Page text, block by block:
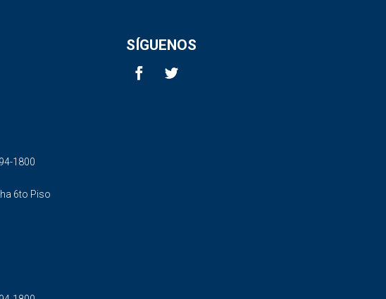
SÍGUENOS
1800
6to Piso